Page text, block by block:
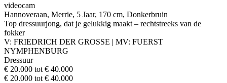
videocam
Hannoveraan, Merrie, 5 Jaar, 170 cm, Donkerbruin
Top dressuurjong, dat je gelukkig maakt – rechtstreeks van de
fokker
V: FRIEDRICH DER GROSSE | MV: FUERST
NYMPHENBURG
Dressuur
€ 20.000 tot € 40.000
€ 20.000 tot € 40.000